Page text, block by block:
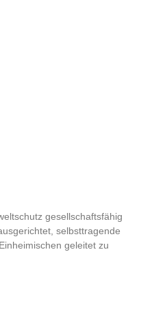
gesellschaftsfähig
selbsttragende
geleitet zu